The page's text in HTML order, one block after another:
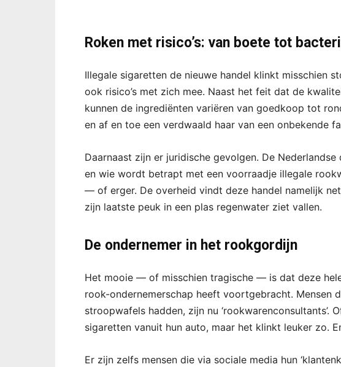
Roken met risico’s: van boete tot
Illegale sigaretten de nieuwe handel klinkt misschien
ook risico’s met zich mee. Naast het feit dat de
kunnen de ingrediënten variëren van goedkoop tot
en af en toe een verdwaald haar van een onbekende
Daarnaast zijn er juridische gevolgen. De
en wie wordt betrapt met een voorraadje illegale
— of erger. De overheid vindt deze handel namelijk
zijn laatste peuk in een plas regenwater ziet vallen.
De ondernemer in het rookgordijn
Het mooie — of misschien tragische — is dat deze
rook-ondernemerschap heeft voortgebracht. Mensen
stroopwafels hadden, zijn nu ‘rookwarenconsultants’.
sigaretten vanuit hun auto, maar het klinkt leuker zo.
Er zijn zelfs mensen die via sociale media hun